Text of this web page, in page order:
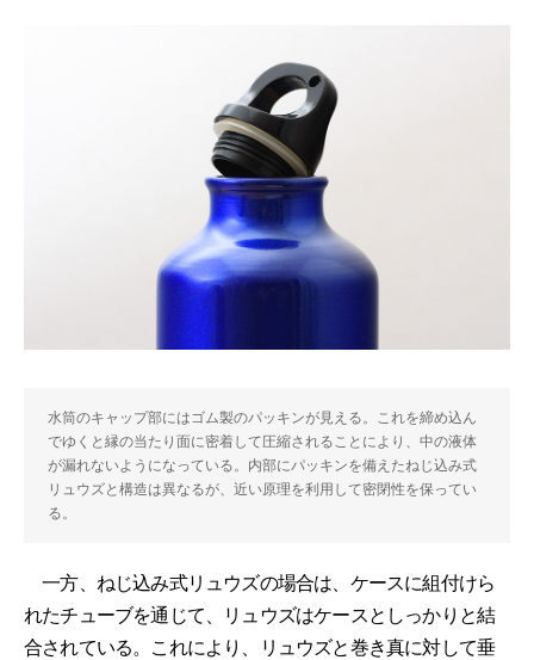
水筒のキャップ部にはゴム製のパッキンが見える。これを締め込ん
でゆくと縁の当たり面に密着して圧縮されることにより、中の液体
が漏れないようになっている。内部にパッキンを備えたねじ込み式
リュウズと構造は異なるが、近い原理を利用して密閉性を保ってい
る。
一方、ねじ込み式リュウズの場合は、ケースに組付けら
れたチューブを通じて、リュウズはケースとしっかりと結
合されている。これにより、リュウズと巻き真に対して垂